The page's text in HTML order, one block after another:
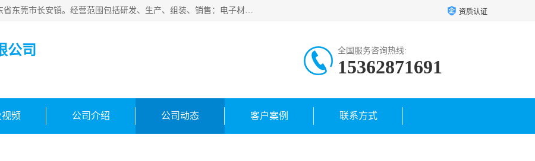
东莞市合凯电子科技有限公司成立于2018年，注册地位于广东省东莞市长安镇。经营范围包括研发、生产、组装、销售：电子材料、电子辅料、机器设备、自动化设备、光电设备、电子配件等，主要产品有：面光源、固化灯、固化机、冷光源uv、uv线光源、镜头uv。主营环形光源，条形光源等标准光源定制光源，其他!欢迎咨询! 资质认证
公司 全国服务咨询热线:
15362871691
频 公司介绍 公司动态 客户案例 联系方式